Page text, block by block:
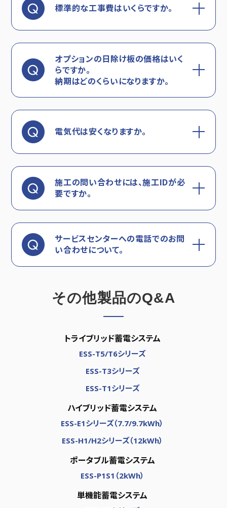
標準的な工事費はいくらですか。
オプションの日除け板の価格はいく
らですか。
納期はどのくらいになりますか。
電気代は安くなりますか。
施工の問い合わせには、施工IDが必
要ですか。
サービスセンターへの電話でのお問
い合わせについて。
その他製品のQ&A
トライブリッド蓄電システム
ESS-T5/T6シリーズ
ESS-T3シリーズ
ESS-T1シリーズ
ハイブリッド蓄電システム
ESS-E1シリーズ（7.7/9.7kWh）
ESS-H1/H2シリーズ（12kWh）
ポータブル蓄電システム
ESS-P1S1（2kWh）
単機能蓄電システム